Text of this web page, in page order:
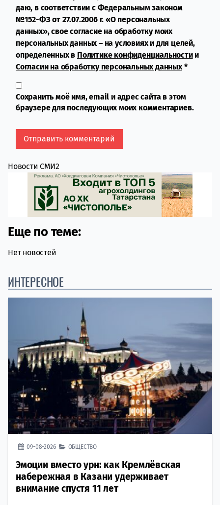
даю, в соответствии с Федеральным законом
№152-ФЗ от 27.07.2006 г. «О персональных
данных», свое согласие на обработку моих
персональных данных – на условиях и для целей,
определенных в Политике конфиденциальностии
Согласии на обработку персональных данных*
Сохранить моё имя, email и адрес сайта в этом
браузере для последующих моих комментариев.
Новости СМИ2
Еще по теме:
Нет новостей
ИНТЕРЕСНОЕ
09-08-2026 ОБЩЕСТВО
Эмоции вместо урн: как Кремлёвская
набережная в Казани удерживает
внимание спустя 11 лет